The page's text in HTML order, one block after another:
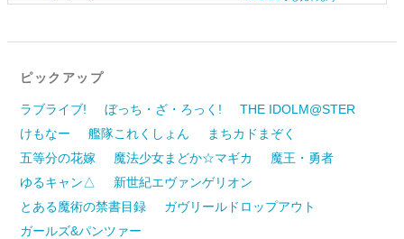
ピックアップ
ラブライブ! ぼっち・ざ・ろっく!
THE IDOLM@STER
けもなー
艦隊これくしょん
まちカドまぞく
五等分の花嫁
魔法少女まどか☆マギカ
魔王・勇者
ゆるキャン△
新世紀エヴァンゲリオン
とある魔術の禁書目録
ガヴリールドロップアウト
ガールズ&パンツァー